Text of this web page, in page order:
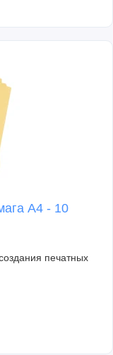
А4 - 10
печатных